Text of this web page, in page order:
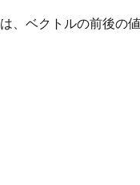
は、ベクトルの前後の